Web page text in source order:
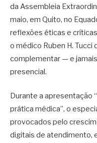
da Assembleia
maio, em Quito, no
reflexões éticas e
o médico Ruben H.
complementar — e
presencial.
Durante a apresentação
prática médica”, o
provocados pelo
digitais de atendimento,